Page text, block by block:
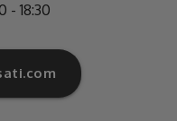
- 18:30